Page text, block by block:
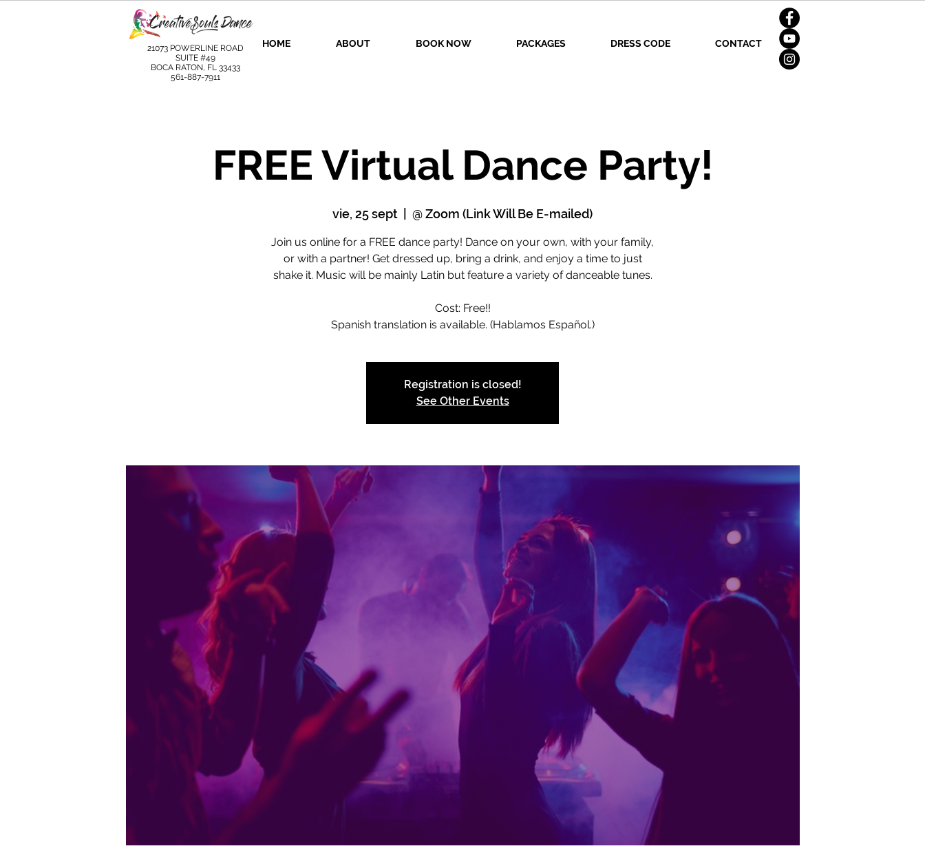
HOME ABOUT BOOK NOW PACKAGES DRESS CODE CONTACT
21073 POWERLINE ROAD
SUITE #49
BOCA RATON, FL 33433
561-887-7911
FREE Virtual Dance Party!
vie, 25 sept @ Zoom (Link Will Be E-mailed)
Join us online for a FREE dance party! Dance on your own, with your family,
or with a partner! Get dressed up, bring a drink, and enjoy a time to just
shake it. Music will be mainly Latin but feature a variety of danceable tunes.
Cost: Free!!
Spanish translation is available. (Hablamos Español.)
Registration is closed!
See Other Events